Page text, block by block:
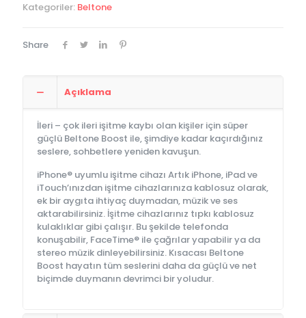
Kategoriler: Beltone
Share
Açıklama
İleri – çok ileri işitme kaybı olan kişiler için süper
güçlü Beltone Boost ile, şimdiye kadar kaçırdığınız
seslere, sohbetlere yeniden kavuşun.
iPhone® uyumlu işitme cihazı Artık iPhone, iPad ve
iTouch’ınızdan işitme cihazlarınıza kablosuz olarak,
ek bir aygıta ihtiyaç duymadan, müzik ve ses
aktarabilirsiniz. İşitme cihazlarınız tıpkı kablosuz
kulaklıklar gibi çalışır. Bu şekilde telefonda
konuşabilir, FaceTime® ile çağrılar yapabilir ya da
stereo müzik dinleyebilirsiniz. Kısacası Beltone
Boost hayatın tüm seslerini daha da güçlü ve net
biçimde duymanın devrimci bir yoludur.